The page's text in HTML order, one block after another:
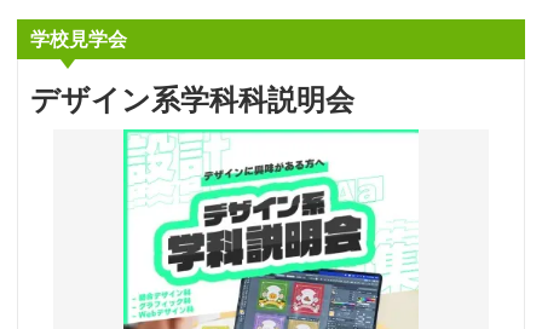
学校見学会
デザイン系学科科説明会